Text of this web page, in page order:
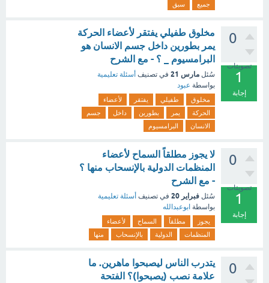
جميع
سبق
0
تصويتات
1
إجابة
مخلوق طفيلي يفتقر لأعضاء الحركة
يمر بطورين داخل جسم الانسان هو
البرامسيوم _ ؟ - مع الشرح
سُئل مارس 21 في تصنيف أسئلة تعليمية
بواسطة عبود
مخلوق طفيلي يفتقر
لأعضاء
الحركة
يمر بطورين داخل
جسم
الانسان
البرامسيوم
0
تصويتات
1
إجابة
لا يجوز مطلقاً السماح لأعضاء
المنظمات الدولية بالإنسحاب منها ؟
- مع الشرح
سُئل فبراير 20 في تصنيف أسئلة تعليمية
بواسطة ابوعبدالله
يجوز مطلقاً السماح
لأعضاء
المنظمات
الدولية بالإنسحاب منها
0
يتدرب الناس ليصبحوا ماهرين. ما
علامة نصب (يصبحوا)؟ الفتحة